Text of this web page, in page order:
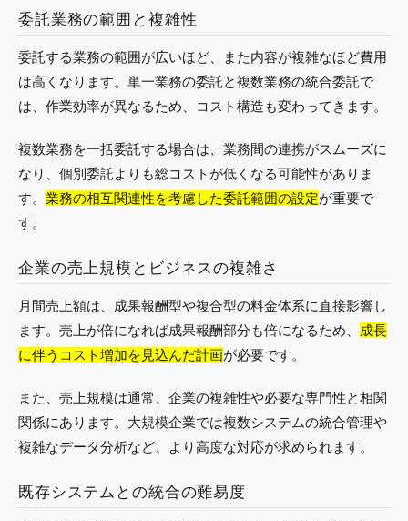
委託業務の範囲と複雑性
委託する業務の範囲が広いほど、また内容が複雑なほど費用
は高くなります。単一業務の委託と複数業務の統合委託で
は、作業効率が異なるため、コスト構造も変わってきます。
複数業務を一括委託する場合は、業務間の連携がスムーズに
なり、個別委託よりも総コストが低くなる可能性がありま
す。 業務の相互関連性を考慮した委託範囲の設定が重要で
す。
企業の売上規模とビジネスの複雑さ
月間売上額は、成果報酬型や複合型の料金体系に直接影響し
ます。売上が倍になれば成果報酬部分も倍になるため、
成長
に伴うコスト増加を見込んだ計画が必要です。
また、売上規模は通常、企業の複雑性や必要な専門性と相関
関係にあります。大規模企業では複数システムの統合管理や
複雑なデータ分析など、より高度な対応が求められます。
既存システムとの統合の難易度